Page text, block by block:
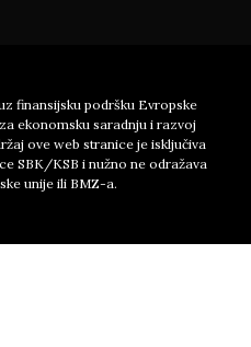
finansijsku podršku Evropske
ekonomsku saradnju i razvoj
ove web stranice je isključiva
SBK/KSB i nužno ne odražava
unije ili BMZ-a.